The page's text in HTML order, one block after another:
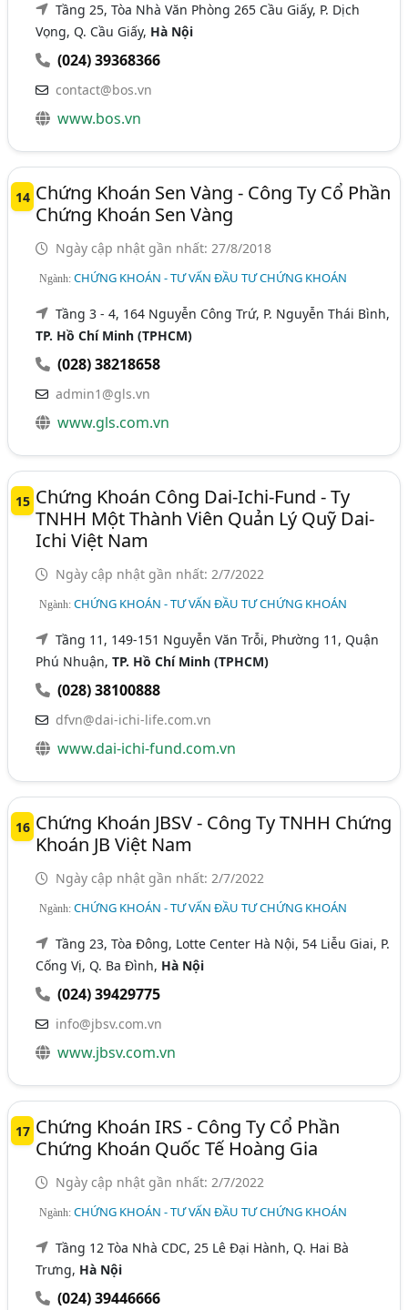
Tầng 25, Tòa Nhà Văn Phòng 265 Cầu Giấy, P. Dịch
Vọng, Q. Cầu Giấy, Hà Nội
(024) 39368366
contact@bos.vn
www.bos.vn
14 Chứng Khoán Sen Vàng - Công Ty Cổ Phần
Chứng Khoán Sen Vàng
Ngày cập nhật gần nhất: 27/8/2018
Ngành:CHỨNG KHOÁN - TƯ VẤN ĐẦU TƯ CHỨNG KHOÁN
Tầng 3 - 4, 164 Nguyễn Công Trứ, P. Nguyễn Thái Bình,
TP. Hồ Chí Minh (TPHCM)
(028) 38218658
admin1@gls.vn
www.gls.com.vn
15 Chứng Khoán Công Dai-Ichi-Fund - Ty
TNHH Một Thành Viên Quản Lý Quỹ Dai-
Ichi Việt Nam
Ngày cập nhật gần nhất: 2/7/2022
Ngành:CHỨNG KHOÁN - TƯ VẤN ĐẦU TƯ CHỨNG KHOÁN
Tầng 11, 149-151 Nguyễn Văn Trỗi, Phường 11, Quận
Phú Nhuận,TP. Hồ Chí Minh (TPHCM)
(028) 38100888
dfvn@dai-ichi-life.com.vn
www.dai-ichi-fund.com.vn
16 Chứng Khoán JBSV - Công Ty TNHH Chứng
Khoán JB Việt Nam
Ngày cập nhật gần nhất: 2/7/2022
Ngành:CHỨNG KHOÁN - TƯ VẤN ĐẦU TƯ CHỨNG KHOÁN
Tầng 23, Tòa Đông, Lotte Center Hà Nội, 54 Liễu Giai, P.
Cống Vị, Q. Ba Đình, Hà Nội
(024) 39429775
info@jbsv.com.vn
www.jbsv.com.vn
17 Chứng Khoán IRS - Công Ty Cổ Phần
Chứng Khoán Quốc Tế Hoàng Gia
Ngày cập nhật gần nhất: 2/7/2022
Ngành:CHỨNG KHOÁN - TƯ VẤN ĐẦU TƯ CHỨNG KHOÁN
Tầng 12 Tòa Nhà CDC, 25 Lê Đại Hành, Q. Hai Bà
Trưng, Hà Nội
(024) 39446666